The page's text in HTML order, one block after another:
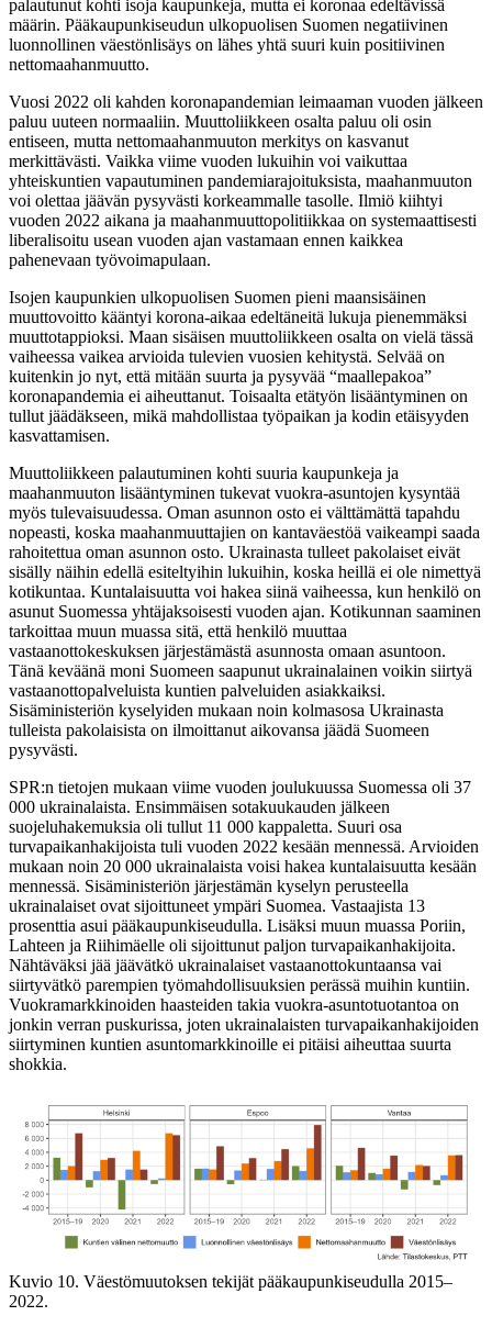
palautunut kohti isoja kaupunkeja, mutta ei koronaa edeltävissä
määrin. Pääkaupunkiseudun ulkopuolisen Suomen negatiivinen
luonnollinen väestönlisäys on lähes yhtä suuri kuin positiivinen
nettomaahanmuutto.
Vuosi 2022 oli kahden koronapandemian leimaaman vuoden jälkeen
paluu uuteen normaaliin. Muuttoliikkeen osalta paluu oli osin
entiseen, mutta nettomaahanmuuton merkitys on kasvanut
merkittävästi. Vaikka viime vuoden lukuihin voi vaikuttaa
yhteiskuntien vapautuminen pandemiarajoituksista, maahanmuuton
voi olettaa jäävän pysyvästi korkeammalle tasolle. Ilmiö kiihtyi
vuoden 2022 aikana ja maahanmuuttopolitiikkaa on systemaattisesti
liberalisoitu usean vuoden ajan vastamaan ennen kaikkea
pahenevaan työvoimapulaan.
Isojen kaupunkien ulkopuolisen Suomen pieni maansisäinen
muuttovoitto kääntyi korona-aikaa edeltäneitä lukuja pienemmäksi
muuttotappioksi. Maan sisäisen muuttoliikkeen osalta on vielä tässä
vaiheessa vaikea arvioida tulevien vuosien kehitystä. Selvää on
kuitenkin jo nyt, että mitään suurta ja pysyvää “maallepakoa”
koronapandemia ei aiheuttanut. Toisaalta etätyön lisääntyminen on
tullut jäädäkseen, mikä mahdollistaa työpaikan ja kodin etäisyyden
kasvattamisen.
Muuttoliikkeen palautuminen kohti suuria kaupunkeja ja
maahanmuuton lisääntyminen tukevat vuokra-asuntojen kysyntää
myös tulevaisuudessa. Oman asunnon osto ei välttämättä tapahdu
nopeasti, koska maahanmuuttajien on kantaväestöä vaikeampi saada
rahoitettua oman asunnon osto. Ukrainasta tulleet pakolaiset eivät
sisälly näihin edellä esiteltyihin lukuihin, koska heillä ei ole nimettyä
kotikuntaa. Kuntalaisuutta voi hakea siinä vaiheessa, kun henkilö on
asunut Suomessa yhtäjaksoisesti vuoden ajan. Kotikunnan saaminen
tarkoittaa muun muassa sitä, että henkilö muuttaa
vastaanottokeskuksen järjestämästä asunnosta omaan asuntoon.
Tänä keväänä moni Suomeen saapunut ukrainalainen voikin siirtyä
vastaanottopalveluista kuntien palveluiden asiakkaiksi.
Sisäministeriön kyselyiden mukaan noin kolmasosa Ukrainasta
tulleista pakolaisista on ilmoittanut aikovansa jäädä Suomeen
pysyvästi.
SPR:n tietojen mukaan viime vuoden joulukuussa Suomessa oli 37
000 ukrainalaista. Ensimmäisen sotakuukauden jälkeen
suojeluhakemuksia oli tullut 11 000 kappaletta. Suuri osa
turvapaikanhakijoista tuli vuoden 2022 kesään mennessä. Arvioiden
mukaan noin 20 000 ukrainalaista voisi hakea kuntalaisuutta kesään
mennessä. Sisäministeriön järjestämän kyselyn perusteella
ukrainalaiset ovat sijoittuneet ympäri Suomea. Vastaajista 13
prosenttia asui pääkaupunkiseudulla. Lisäksi muun muassa Poriin,
Lahteen ja Riihimäelle oli sijoittunut paljon turvapaikanhakijoita.
Nähtäväksi jää jäävätkö ukrainalaiset vastaanottokuntaansa vai
siirtyvätkö parempien työmahdollisuuksien perässä muihin kuntiin.
Vuokramarkkinoiden haasteiden takia vuokra-asuntotuotantoa on
jonkin verran puskurissa, joten ukrainalaisten turvapaikanhakijoiden
siirtyminen kuntien asuntomarkkinoille ei pitäisi aiheuttaa suurta
shokkia.
Kuvio 10. Väestömuutoksen tekijät pääkaupunkiseudulla 2015–
2022.